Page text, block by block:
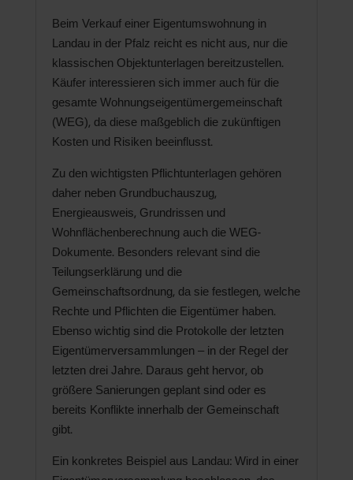
Beim Verkauf einer Eigentumswohnung in
Landau in der Pfalz reicht es nicht aus, nur die
klassischen Objektunterlagen bereitzustellen.
Käufer interessieren sich immer auch für die
gesamte Wohnungseigentümergemeinschaft
(WEG), da diese maßgeblich die zukünftigen
Kosten und Risiken beeinflusst.
Zu den wichtigsten Pflichtunterlagen gehören
daher neben Grundbuchauszug,
Energieausweis, Grundrissen und
Wohnflächenberechnung auch die WEG-
Dokumente. Besonders relevant sind die
Teilungserklärung und die
Gemeinschaftsordnung, da sie festlegen, welche
Rechte und Pflichten die Eigentümer haben.
Ebenso wichtig sind die Protokolle der letzten
Eigentümerversammlungen – in der Regel der
letzten drei Jahre. Daraus geht hervor, ob
größere Sanierungen geplant sind oder es
bereits Konflikte innerhalb der Gemeinschaft
gibt.
Ein konkretes Beispiel aus Landau: Wird in einer